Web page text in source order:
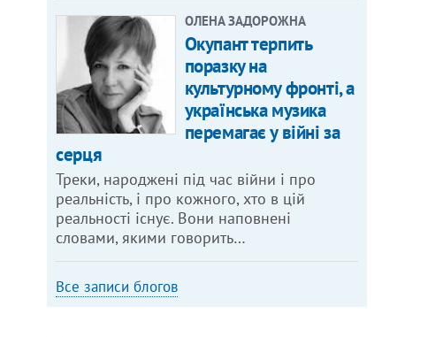
ОЛЕНА ЗАДОРОЖНА
Окупант терпить
поразку на
культурному фронті, а
українська музика
перемагає у війні за
серця
Треки, народжені під час війни і про
реальність, і про кожного, хто в цій
реальності існує. Вони наповнені
словами, якими говорить…
Все записи блогов